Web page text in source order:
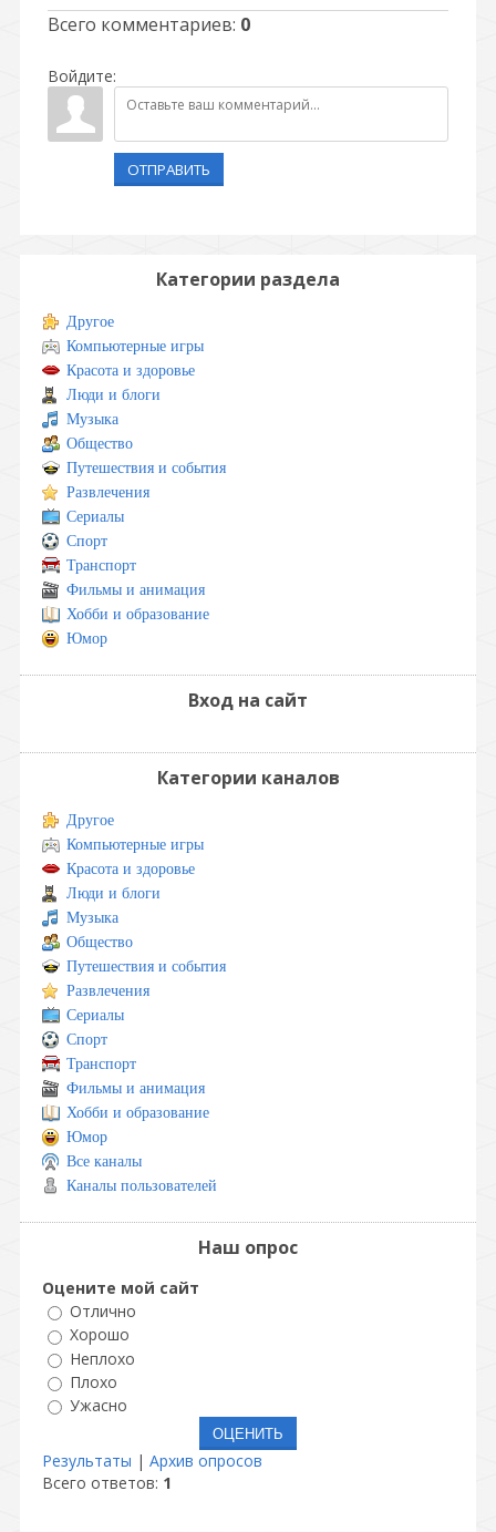
Всего комментариев: 0
Войдите:
ОТПРАВИТЬ
Категории раздела
Другое
Компьютерные игры
Красота и здоровье
Люди и блоги
Музыка
Общество
Путешествия и события
Развлечения
Сериалы
Спорт
Транспорт
Фильмы и анимация
Хобби и образование
Юмор
Вход на сайт
Категории каналов
Другое
Компьютерные игры
Красота и здоровье
Люди и блоги
Музыка
Общество
Путешествия и события
Развлечения
Сериалы
Спорт
Транспорт
Фильмы и анимация
Хобби и образование
Юмор
Все каналы
Каналы пользователей
Наш опрос
Оцените мой сайт
Отлично
Хорошо
Неплохо
Плохо
Ужасно
Результаты | Архив опросов
Всего ответов: 1